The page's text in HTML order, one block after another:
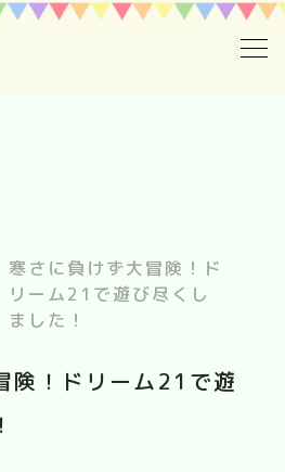
寒さに負けず大冒険！ド
リーム21で遊び尽くし
ました！
険！ドリーム21で遊
ルシーの療育ステップ